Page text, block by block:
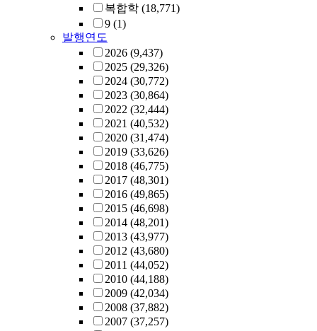
복합학 (18,771)
9 (1)
발행연도
2026 (9,437)
2025 (29,326)
2024 (30,772)
2023 (30,864)
2022 (32,444)
2021 (40,532)
2020 (31,474)
2019 (33,626)
2018 (46,775)
2017 (48,301)
2016 (49,865)
2015 (46,698)
2014 (48,201)
2013 (43,977)
2012 (43,680)
2011 (44,052)
2010 (44,188)
2009 (42,034)
2008 (37,882)
2007 (37,257)